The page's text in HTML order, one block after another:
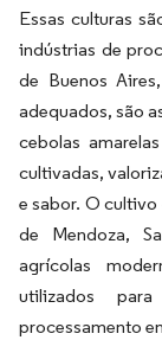
Essas culturas
indústrias de
de Buenos
adequados, são
cebolas
cultivadas,
e sabor. O
de Mendoza,
agrícolas
utilizados
processamento